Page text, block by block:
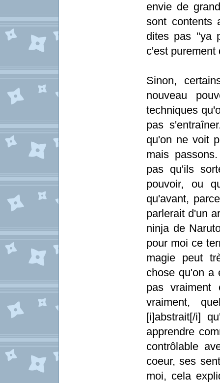
envie de
sont contents
dites pas "ya
c'est purement
Sinon,
nouveau
techniques
pas
qu'on ne voit
mais
pas qu'ils
pouvoir, ou
qu'avant,
parlerait d'un
ninja de
pour moi ce
magie peut
chose qu'on a
pas vraiment
vraiment,
[i]abstrait[/i]
apprendre
contrôlable
coeur, ses
moi, cela